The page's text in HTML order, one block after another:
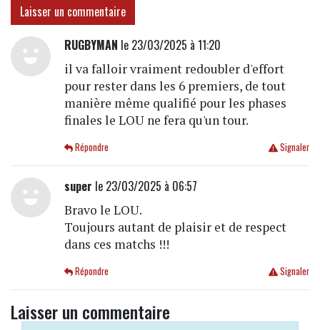
Laisser un commentaire
RUGBYMAN le 23/03/2025 à 11:20
il va falloir vraiment redoubler d'effort
pour rester dans les 6 premiers, de tout
manière même qualifié pour les phases
finales le LOU ne fera qu'un tour.
Signaler
Répondre
super le 23/03/2025 à 06:57
Bravo le LOU.
Toujours autant de plaisir et de respect
dans ces matchs !!!
Signaler
Répondre
Laisser un commentaire